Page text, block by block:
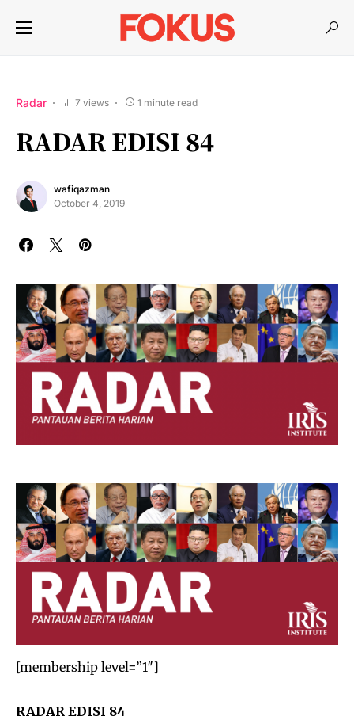
Radar 7 views 1 minute read
RADAR EDISI 84
wafiqazman
October 4, 2019
[membership level=”1″]
RADAR EDISI 84